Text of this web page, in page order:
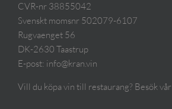
CVR-nr 38855042
Svenskt momsnr 502079-6107
Rugvaenget 56
DK-2630 Taastrup
E-post: info@kran.vin
Vill du köpa vin till restaurang? Besök vår